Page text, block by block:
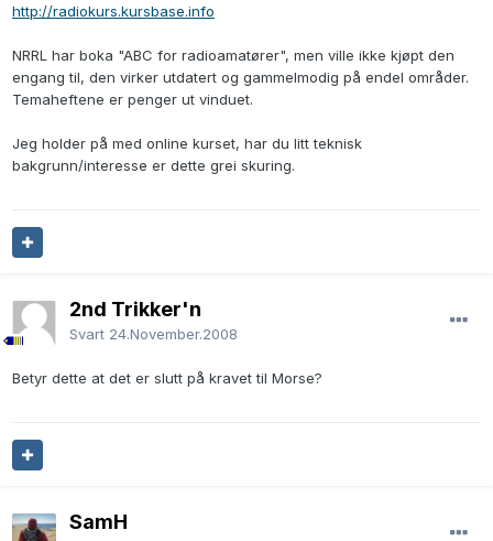
http://radiokurs.kursbase.info
NRRL har boka "ABC for radioamatører", men ville ikke kjøpt den
engang til, den virker utdatert og gammelmodig på endel områder.
Temaheftene er penger ut vinduet.
Jeg holder på med online kurset, har du litt teknisk
bakgrunn/interesse er dette grei skuring.
2nd Trikker'n
Svart 24.November.2008
Betyr dette at det er slutt på kravet til Morse?
SamH